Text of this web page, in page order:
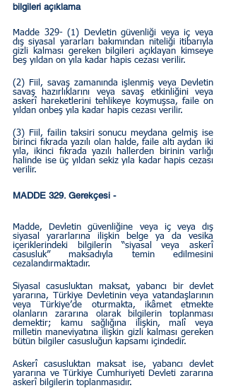
bilgileri açıklama
Madde 329- (1) Devletin güvenliği veya iç veya
dış siyasal yararları bakımından niteliği itibarıyla
gizli kalması gereken bilgileri açıklayan kimseye
beş yıldan on yıla kadar hapis cezası verilir.
(2) Fiil, savaş zamanında işlenmiş veya Devletin
savaş hazırlıklarını veya savaş etkinliğini veya
askerî hareketlerini tehlikeye koymuşsa, faile on
yıldan onbeş yıla kadar hapis cezası verilir.
(3) Fiil, failin taksiri sonucu meydana gelmiş ise
birinci fıkrada yazılı olan halde, faile altı aydan iki
yıla, ikinci fıkrada yazılı hallerden birinin varlığı
halinde ise üç yıldan sekiz yıla kadar hapis cezası
verilir.
MADDE 329. Gerekçesi -
Madde, Devletin güvenliğine veya iç veya dış
siyasal yararlarına ilişkin belge ya da vesika
içeriklerindeki bilgilerin “siyasal veya askerî
casusluk” maksadıyla temin edilmesini
cezalandırmaktadır.
Siyasal casusluktan maksat, yabancı bir devlet
yararına, Türkiye Devletinin veya vatandaşlarının
veya Türkiye’de oturmakta, ikâmet etmekte
olanların zararına olarak bilgilerin toplanması
demektir; kamu sağlığına ilişkin, malî veya
milletin maneviyatına ilişkin gizli kalması gereken
bütün bilgiler casusluğun kapsamı içindedir.
Askerî casusluktan maksat ise, yabancı devlet
yararına ve Türkiye Cumhuriyeti Devleti zararına
askerî bilgilerin toplanmasıdır.